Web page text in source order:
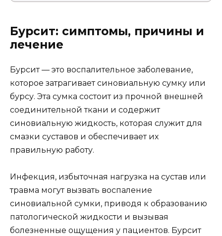
Бурсит: симптомы, причины и
лечение
Бурсит — это воспалительное заболевание,
которое затрагивает синовиальную сумку или
бурсу. Эта сумка состоит из прочной внешней
соединительной ткани и содержит
синовиальную жидкость, которая служит для
смазки суставов и обеспечивает их
правильную работу.
Инфекция, избыточная нагрузка на сустав или
травма могут вызвать воспаление
синовиальной сумки, приводя к образованию
патологической жидкости и вызывая
болезненные ощущения у пациентов. Бурсит